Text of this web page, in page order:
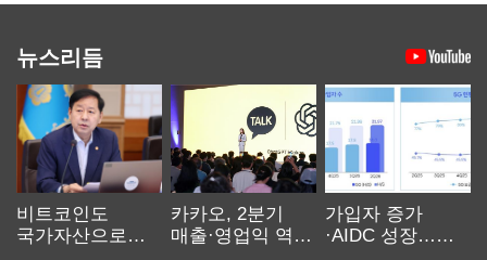
뉴스리듬
비트코인도
국가자산으로…'
카카오, 2분기
매출·영업익 역대
가입자 증가
·AIDC 성장…